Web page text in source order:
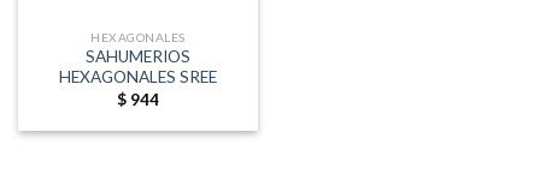
HEXAGONALES
SAHUMERIOS
HEXAGONALES SREE
$ 944